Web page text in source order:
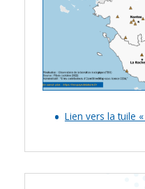
Lien vers la tuile